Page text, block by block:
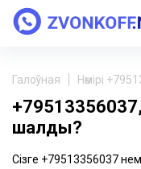
Галоўная Нөмірі
+79513356037,
шалды?
Сізге +79513356037